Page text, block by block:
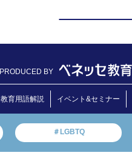
PRODUCED BY
教育用語解説 イベント&セミナー
＃LGBTQ